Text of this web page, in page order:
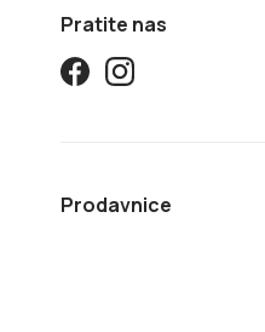
Pratite nas
Prodavnice